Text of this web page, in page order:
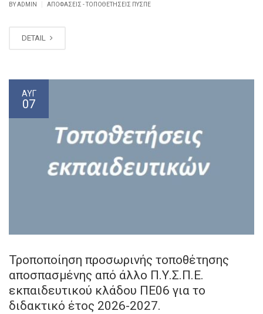
BY ADMIN ΑΠΟΦΆΣΕΙΣ - ΤΟΠΟΘΕΤΉΣΕΙΣ ΠΥΣΠΕ
DETAIL
ΑΥΓ
07
Τροποποίηση προσωρινής τοποθέτησης
αποσπασμένης από άλλο Π.Υ.Σ.Π.Ε.
εκπαιδευτικού κλάδου ΠΕ06 για το
διδακτικό έτος 2026-2027.